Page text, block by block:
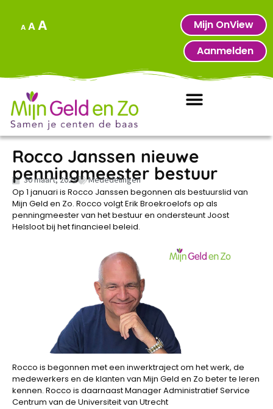
A A A
Mijn OnView
Aanmelden
Rocco Janssen nieuwe
penningmeester bestuur
30 maart, 2023 Mededelingen
Op 1 januari is Rocco Janssen begonnen als bestuurslid van
Mijn Geld en Zo. Rocco volgt Erik Broekroelofs op als
penningmeester van het bestuur en ondersteunt Joost
Helsloot bij het financieel beleid.
Rocco is begonnen met een inwerktraject om het werk, de
medewerkers en de klanten van Mijn Geld en Zo beter te leren
kennen. Rocco is daarnaast Manager Administratief Service
Centrum van de Universiteit van Utrecht